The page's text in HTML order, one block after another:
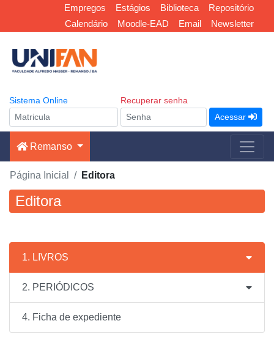
Empregos Estágios Biblioteca
Repositório
Calendário
Moodle-EAD Email Newsletter
Sistema Online
Recuperar senha
Acessar
Remanso
Página Inicial Editora
Editora
1. LIVROS
2. PERIÓDICOS
4. Ficha de expediente